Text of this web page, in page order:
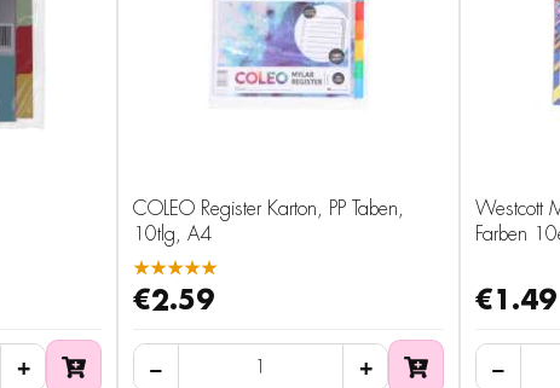
COLEO Register Karton, PP Taben,
10tlg, A4
★★★★★
€2.59
Westcott
Farben
€1.49